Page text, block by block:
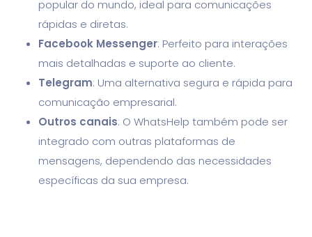
popular do mundo, ideal para comunicações
rápidas e diretas.
Facebook Messenger: Perfeito para interações
mais detalhadas e suporte ao cliente.
Telegram: Uma alternativa segura e rápida para
comunicação empresarial.
Outros canais: O WhatsHelp também pode ser
integrado com outras plataformas de
mensagens, dependendo das necessidades
específicas da sua empresa.